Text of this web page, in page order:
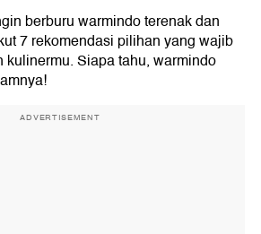
berburu warmindo terenak dan
7 rekomendasi pilihan yang wajib
kulinermu. Siapa tahu, warmindo
ADVERTISEMENT